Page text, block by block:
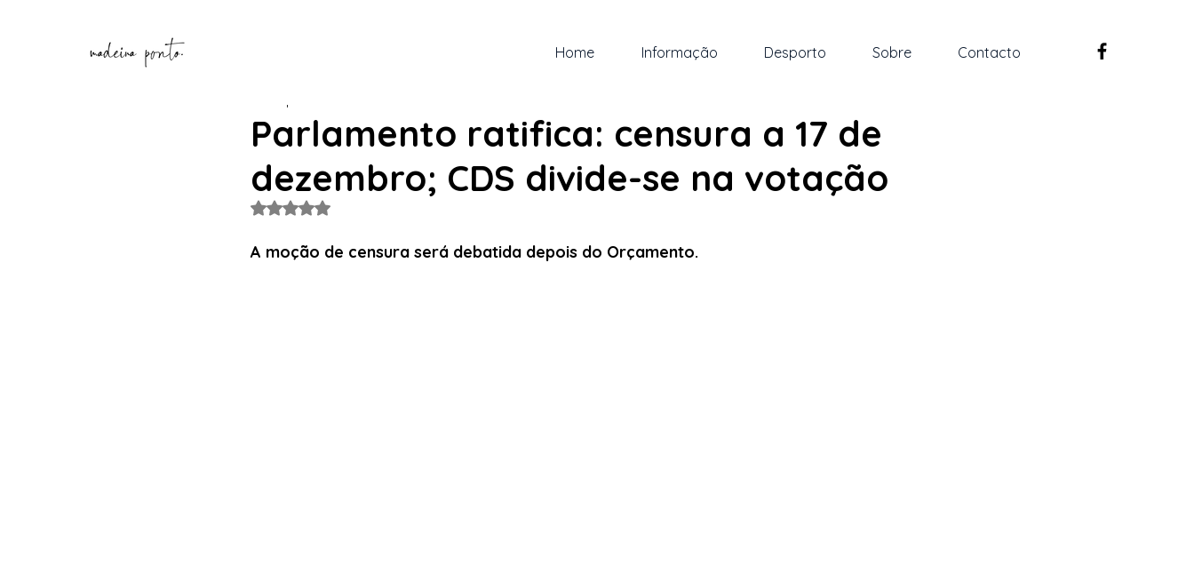
Home Informação Desporto Sobre Contacto
Parlamento ratifica: censura a 17 de
dezembro; CDS divide-se na votação
Avaliado com NaN de 5 estrelas.
A moção de censura será debatida depois do Orçamento.